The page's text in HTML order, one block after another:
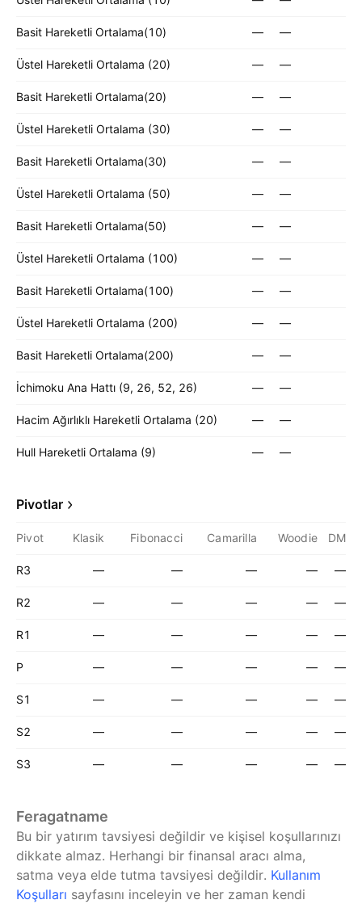
Basit Hareketli Ortalama(10) — —
Üstel Hareketli Ortalama (20) — —
Basit Hareketli Ortalama(20) — —
Üstel Hareketli Ortalama (30) — —
Basit Hareketli Ortalama(30) — —
Üstel Hareketli Ortalama (50) — —
Basit Hareketli Ortalama(50) — —
Üstel Hareketli Ortalama (100) — —
Basit Hareketli Ortalama(100) — —
Üstel Hareketli Ortalama (200) — —
Basit Hareketli Ortalama(200) — —
İchimoku Ana Hattı (9, 26, 52, 26) — —
Hacim Ağırlıklı Hareketli Ortalama (20) — —
Hull Hareketli Ortalama (9) — —
Pivotlar
Pivot Klasik Fibonacci Camarilla Woodie DM
R3 — — — — —
R2 — — — — —
R1 — — — — —
P — — — — —
S1 — — — — —
S2 — — — — —
S3 — — — — —
Feragatname
Bu bir yatırım tavsiyesi değildir ve kişisel koşullarınızı
dikkate almaz. Herhangi bir finansal aracı alma,
satma veya elde tutma tavsiyesi değildir. Kullanım
Koşulları sayfasını inceleyin ve her zaman kendi